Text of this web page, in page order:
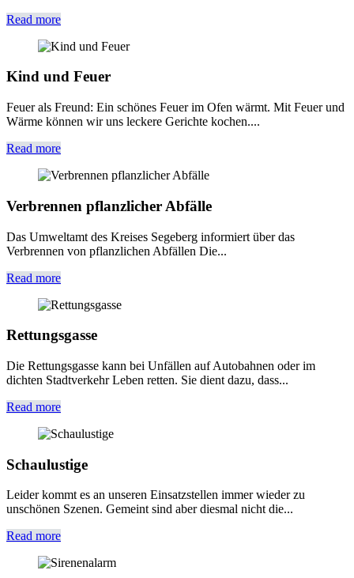
Read more
Kind und Feuer
Feuer als Freund: Ein schönes Feuer im Ofen wärmt. Mit Feuer und
Wärme können wir uns leckere Gerichte kochen....
Read more
Verbrennen pflanzlicher Abfälle
Das Umweltamt des Kreises Segeberg informiert über das
Verbrennen von pflanzlichen Abfällen Die...
Read more
Rettungsgasse
Die Rettungsgasse kann bei Unfällen auf Autobahnen oder im
dichten Stadtverkehr Leben retten. Sie dient dazu, dass...
Read more
Schaulustige
Leider kommt es an unseren Einsatzstellen immer wieder zu
unschönen Szenen. Gemeint sind aber diesmal nicht die...
Read more